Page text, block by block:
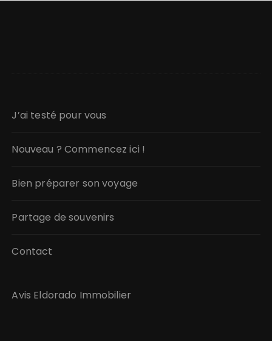
J’ai testé pour vous
Nouveau ? Commencez ici !
Bien préparer son voyage
Partage de souvenirs
Contact
Avis Eldorado Immobilier